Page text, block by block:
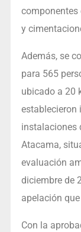
componentes
y
Además, se
para 565
ubicado a 20
establecieron
instalaciones
Atacama,
evaluación
diciembre de
apelación
Con la